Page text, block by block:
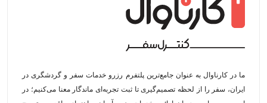
ما در کارناوال به عنوان جامع‌ترین پلتفرم رزرو خدمات سفر و گردشگری در
ایران، سفر را از لحظه‌ تصمیم‌گیری تا ثبت تجربه‌ای ماندگار معنا می‌کنیم؛ در